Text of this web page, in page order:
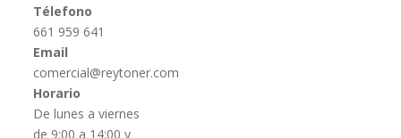
Télefono
661 959 641
Email
comercial@reytoner.com
Horario
De lunes a viernes
de 9:00 a 14:00 y